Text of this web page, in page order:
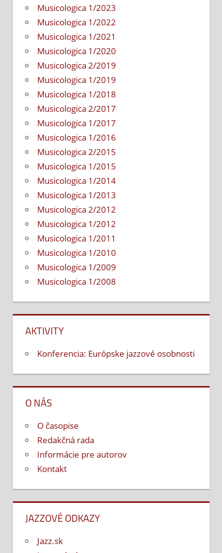
Musicologica 1/2023
Musicologica 1/2022
Musicologica 1/2021
Musicologica 1/2020
Musicologica 2/2019
Musicologica 1/2019
Musicologica 1/2018
Musicologica 2/2017
Musicologica 1/2017
Musicologica 1/2016
Musicologica 2/2015
Musicologica 1/2015
Musicologica 1/2014
Musicologica 1/2013
Musicologica 2/2012
Musicologica 1/2012
Musicologica 1/2011
Musicologica 1/2010
Musicologica 1/2009
Musicologica 1/2008
AKTIVITY
Konferencia: Európske jazzové osobnosti
O NÁS
O časopise
Redakčná rada
Informácie pre autorov
Kontakt
JAZZOVÉ ODKAZY
Jazz.sk